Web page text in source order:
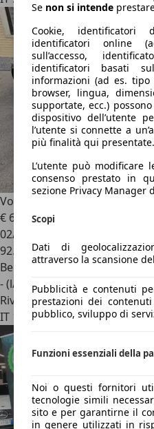
Volkswagen New Beetle
2.0
€ 6.900
02/1999
92.400 km
Benzina
- (l/100 km)
Rivenditore
IT 10135Torino
Se non si intende
Cookie, identificatori
identificatori online
sull’accesso,
identificatori basati
informazioni (ad es.
browser, lingua,
supportate, ecc.)
dispositivo dell’utente
l’utente si connette a
più finalità qui presentate.
L’utente può modificare
consenso prestato in
sezione Privacy Manager
Scopi
Dati di
attraverso la scansione
Pubblicità e contenuti
prestazioni dei
pubblico, sviluppo di
Funzioni essenziali della
Noi o questi fornitori
tecnologie simili
sito e per garantirne il
in genere utilizzati in